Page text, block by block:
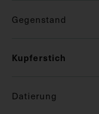
Gegenstand
Kupferstich
Datierung